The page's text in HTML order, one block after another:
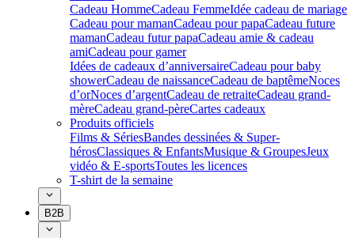
Cadeau HommeCadeau FemmeIdée cadeau de mariage​
Cadeau pour mamanCadeau pour papaCadeau future
mamanCadeau futur papaCadeau amie & cadeau
amiCadeau pour gamer
Idées de cadeaux d’anniversaireCadeau pour baby
showerCadeau de naissanceCadeau de baptêmeNoces
d’orNoces d’argentCadeau de retraiteCadeau grand-
mèreCadeau grand-pèreCartes cadeaux
Produits officiels
Films & SériesBandes dessinées & Super-
hérosClassiques & EnfantsMusique & GroupesJeux
vidéo & E-sportsToutes les licences
T-shirt de la semaine
B2B